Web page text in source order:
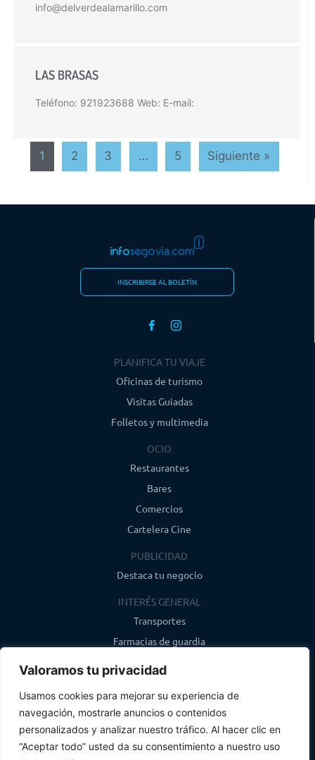
Valoramos tu privacidad
Usamos cookies para mejorar su experiencia de
navegación, mostrarle anuncios o contenidos
personalizados y analizar nuestro tráfico. Al hacer clic en
“Aceptar todo” usted da su consentimiento a nuestro uso
info@delverdealamarillo.com
LAS BRASAS
Teléfono: 921923688 Web: E-mail:
1 2 3 … 5 Siguiente »
INSCRIBIRSE AL BOLETÍN
PLANIFICA TU VIAJE
Oficinas de turismo
Visitas Guiadas
Folletos y multimedia
OCIO
Restaurantes
Bares
Comercios
Cartelera Cine
PUBLICIDAD
Destaca tu negocio
INTERÉS GENERAL
Transportes
Farmacias de guardia
CONTACTO
info@infosegovia.com